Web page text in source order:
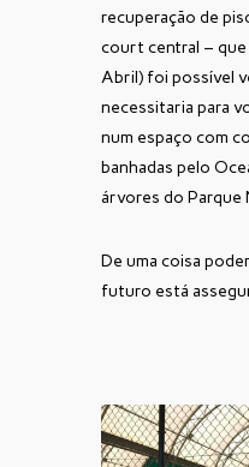
recuperação de
court central – que
Abril) foi possível
necessitaria para
num espaço com
banhadas pelo
árvores do Parque
De uma coisa
futuro está